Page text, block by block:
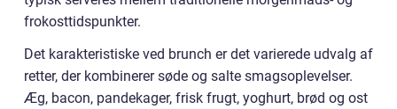
frokosttidspunkter.
Det karakteristiske ved brunch er det varierede udvalg af
retter, der kombinerer søde og salte smagsoplevelser.
Æg, bacon, pandekager, frisk frugt, yoghurt, brød og ost